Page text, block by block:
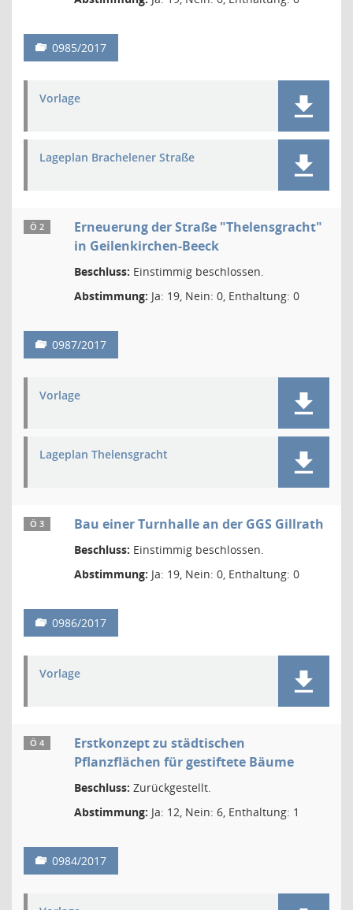
0985/2017
Vorlage
Lageplan Brachelener Straße
Ö 2
Erneuerung der Straße "Thelensgracht"
in Geilenkirchen-Beeck
Beschluss: Einstimmig beschlossen.
Abstimmung: Ja: 19, Nein: 0, Enthaltung: 0
0987/2017
Vorlage
Lageplan Thelensgracht
Ö 3 Bau einer Turnhalle an der GGS Gillrath
Beschluss: Einstimmig beschlossen.
Abstimmung: Ja: 19, Nein: 0, Enthaltung: 0
0986/2017
Vorlage
Ö 4
Erstkonzept zu städtischen
Pflanzflächen für gestiftete Bäume
Beschluss: Zurückgestellt.
Abstimmung: Ja: 12, Nein: 6, Enthaltung: 1
0984/2017